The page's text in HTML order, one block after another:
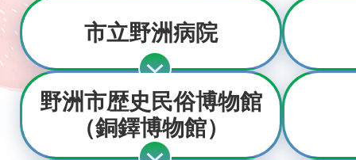
市立野洲病院
野洲市歴史民俗博物館
（銅鐸博物館）